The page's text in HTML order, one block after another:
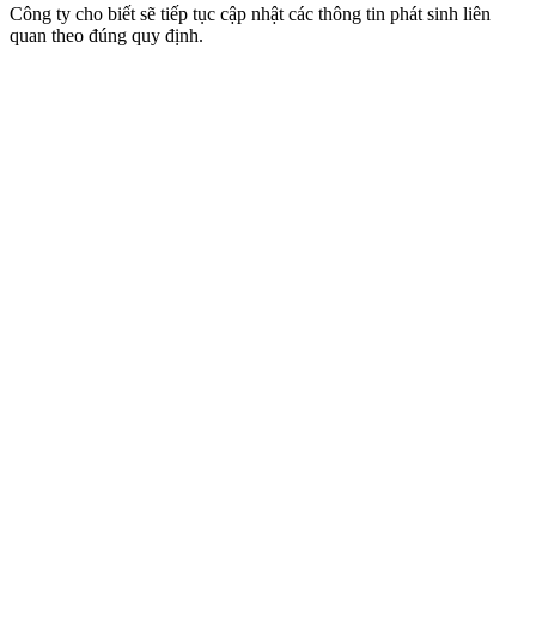
Công ty cho biết sẽ tiếp tục cập nhật các thông tin phát sinh liên
quan theo đúng quy định.